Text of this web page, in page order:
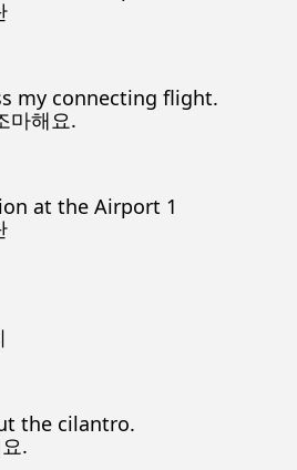
my connecting flight.
마해요.
at the Airport 1
the cilantro.
.